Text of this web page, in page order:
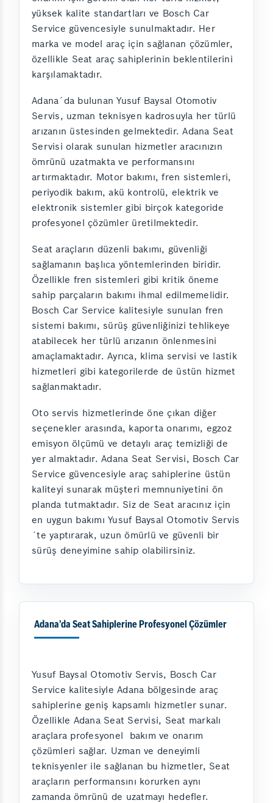
yüksek kalite standartları ve Bosch Car
Service güvencesiyle sunulmaktadır. Her
marka ve model araç için sağlanan çözümler,
özellikle Seat araç sahiplerinin beklentilerini
karşılamaktadır.
Adana´da bulunan Yusuf Baysal Otomotiv
Servis, uzman teknisyen kadrosuyla her türlü
arızanın üstesinden gelmektedir. Adana Seat
Servisi olarak sunulan hizmetler aracınızın
ömrünü uzatmakta ve performansını
artırmaktadır. Motor bakımı, fren sistemleri,
periyodik bakım, akü kontrolü, elektrik ve
elektronik sistemler gibi birçok kategoride
profesyonel çözümler üretilmektedir.
Seat araçların düzenli bakımı, güvenliği
sağlamanın başlıca yöntemlerinden biridir.
Özellikle fren sistemleri gibi kritik öneme
sahip parçaların bakımı ihmal edilmemelidir.
Bosch Car Service kalitesiyle sunulan fren
sistemi bakımı, sürüş güvenliğinizi tehlikeye
atabilecek her türlü arızanın önlenmesini
amaçlamaktadır. Ayrıca, klima servisi ve lastik
hizmetleri gibi kategorilerde de üstün hizmet
sağlanmaktadır.
Oto servis hizmetlerinde öne çıkan diğer
seçenekler arasında, kaporta onarımı, egzoz
emisyon ölçümü ve detaylı araç temizliği de
yer almaktadır. Adana Seat Servisi, Bosch Car
Service güvencesiyle araç sahiplerine üstün
kaliteyi sunarak müşteri memnuniyetini ön
planda tutmaktadır. Siz de Seat aracınız için
en uygun bakımı Yusuf Baysal Otomotiv Servis
´te yaptırarak, uzun ömürlü ve güvenli bir
sürüş deneyimine sahip olabilirsiniz.
Adana’da Seat Sahiplerine Profesyonel Çözümler
Yusuf Baysal Otomotiv Servis, Bosch Car
Service kalitesiyle Adana bölgesinde araç
sahiplerine geniş kapsamlı hizmetler sunar.
Özellikle Adana Seat Servisi, Seat markalı
araçlara profesyonel bakım ve onarım
çözümleri sağlar. Uzman ve deneyimli
teknisyenler ile sağlanan bu hizmetler, Seat
araçların performansını korurken aynı
zamanda ömrünü de uzatmayı hedefler.